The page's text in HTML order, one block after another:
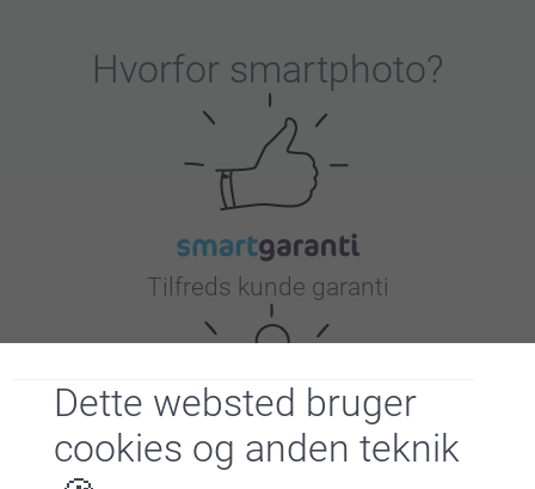
Dette websted bruger
cookies og anden teknik
Hvorfor smartphoto?
Tilfreds kunde garanti